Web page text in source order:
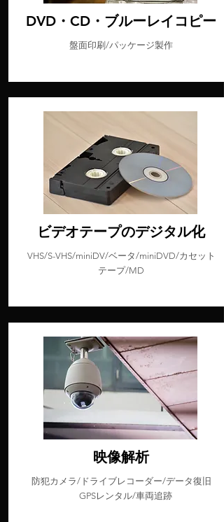
DVD・CD・ブルーレイコピー
盤面印刷/パッケージ製作
ビデオテープのデジタル化
VHS/S-VHS/miniDV/ベータ/miniDVD/カセット
テープ/MD
映像解析
防犯カメラ/ドライブレコーダー/データ復旧
GPSレンタル/車両追跡